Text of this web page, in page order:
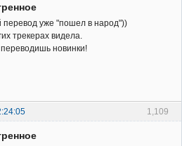
перевод уже "пошел в народ"))
трекерах видела.
новинки!
1,109